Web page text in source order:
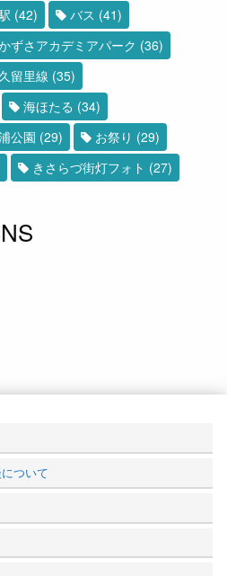
(42) バス (41)
ずさアカデミアパーク (36)
久留里線 (35)
海ほたる (34)
公園 (29) お祭り (29)
きさらづ街灯フォト (27)
ついて